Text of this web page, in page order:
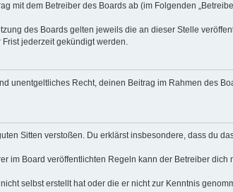
mit dem Betreiber des Boards ab (im Folgenden
des Boards gelten jeweils die an dieser Stelle
jederzeit gekündigt werden.
unentgeltliches Recht, deinen Beitrag im Rahmen des
Sitten verstoßen. Du erklärst insbesondere, dass du
im Board veröffentlichten Regeln kann der Betreiber dich
selbst erstellt hat oder die er nicht zur Kenntnis